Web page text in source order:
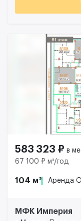
583 323 ₽ в
67 100 ₽ м²/год
104 м² Аренда
МФК Империя